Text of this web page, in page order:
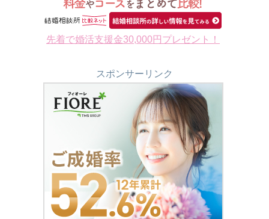
先着で婚活支援金30,000円プレゼント！
スポンサーリンク